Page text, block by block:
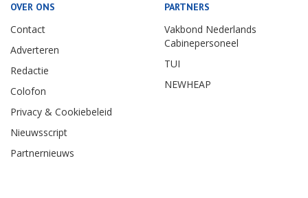
OVER ONS
Contact
Adverteren
Redactie
Colofon
Privacy & Cookiebeleid
Nieuwsscript
Partnernieuws
PARTNERS
Vakbond Nederlands
Cabinepersoneel
TUI
NEWHEAP